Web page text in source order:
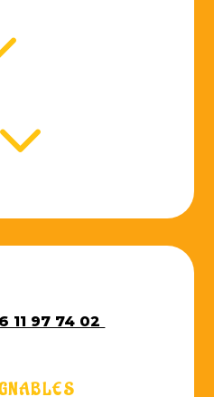
3
11 97 74 02